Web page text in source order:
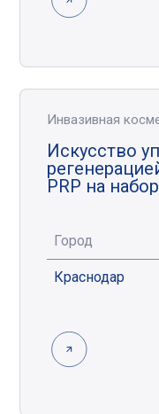
Инвазивная
Искусство
PRP на
Город
Краснодар